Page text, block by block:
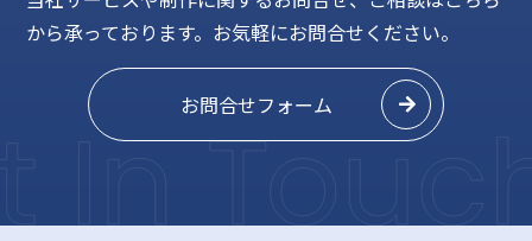
から承っております。 お気軽にお問合せください。
お問合せフォーム